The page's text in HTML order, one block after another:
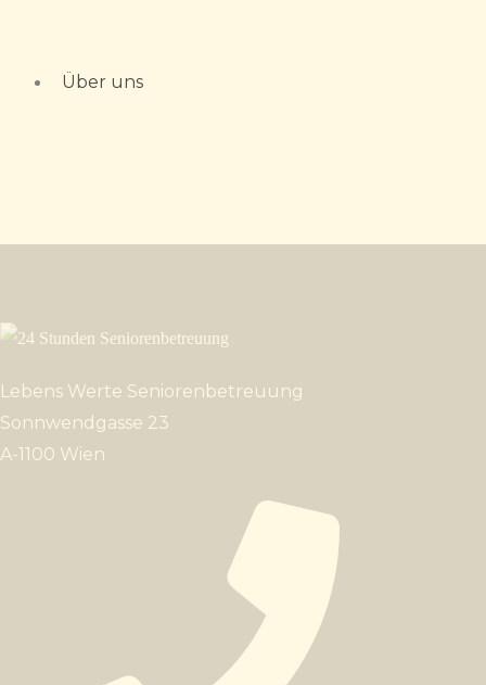
springen
Über uns
Lebens Werte Seniorenbetreuung
Sonnwendgasse 23
A-1100 Wien